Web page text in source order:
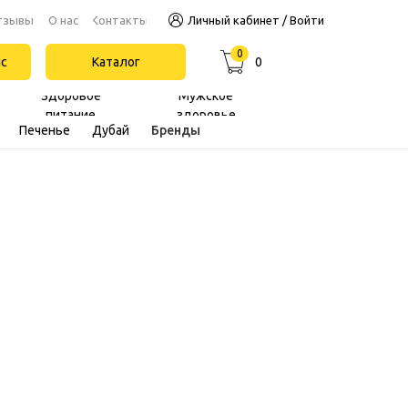
Каталог
Контакты
О нас
0
0
Здоровое
питание
Мужское
здоровье
Бренды
Дубай
Печенье
Личный кабинет / Войти